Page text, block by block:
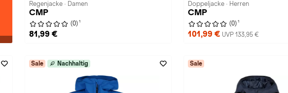
Regenjacke · Damen
CMP
(0) 1
81,99 €
Doppeljacke · Herren
CMP
(0) 1
101,99 € UVP 133,95 €
Sale Nachhaltig Sale